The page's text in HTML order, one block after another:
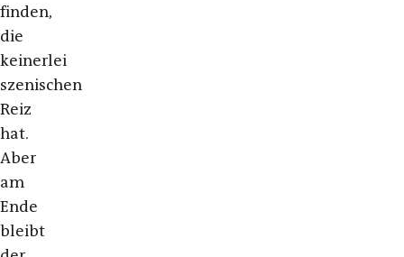
finden,
die
keinerlei
szenischen
Reiz
hat.
Aber
am
Ende
bleibt